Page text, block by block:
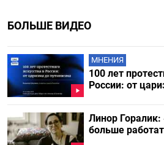
БОЛЬШЕ ВИДЕО
МНЕНИЯ
100 лет
России: от
Линор
больше